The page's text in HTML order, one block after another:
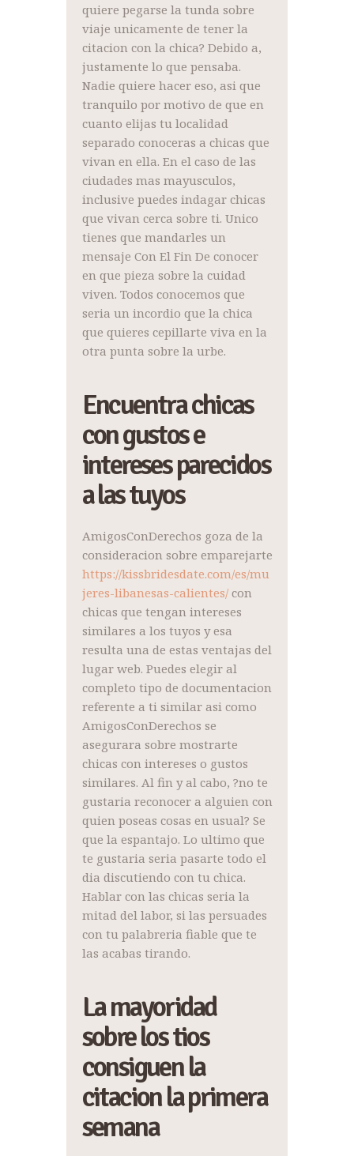
quiere pegarse la tunda sobre
viaje unicamente de tener la
citacion con la chica? Debido a,
justamente lo que pensaba.
Nadie quiere hacer eso, asi que
tranquilo por motivo de que en
cuanto elijas tu localidad
separado conoceras a chicas que
vivan en ella. En el caso de las
ciudades mas mayusculos,
inclusive puedes indagar chicas
que vivan cerca sobre ti. Unico
tienes que mandarles un
mensaje Con El Fin De conocer
en que pieza sobre la cuidad
viven. Todos conocemos que
seria un incordio que la chica
que quieres cepillarte viva en la
otra punta sobre la urbe.
Encuentra chicas
con gustos e
intereses parecidos
a las tuyos
AmigosConDerechos goza de la
consideracion sobre emparejarte
https://kissbridesdate.com/es/mu
jeres-libanesas-calientes/con
chicas que tengan intereses
similares a los tuyos y esa
resulta una de estas ventajas del
lugar web. Puedes elegir al
completo tipo de documentacion
referente a ti similar asi como
AmigosConDerechos se
asegurara sobre mostrarte
chicas con intereses o gustos
similares. Al fin y al cabo, ?no te
gustaria reconocer a alguien con
quien poseas cosas en usual? Se
que la espantajo. Lo ultimo que
te gustaria seria pasarte todo el
dia discutiendo con tu chica.
Hablar con las chicas seria la
mitad del labor, si las persuades
con tu palabreria fiable que te
las acabas tirando.
La mayoridad
sobre los tios
consiguen la
citacion la primera
semana